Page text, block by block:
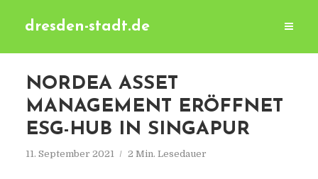
dresden-stadt.de
NORDEA ASSET
MANAGEMENT ERÖFFNET
ESG-HUB IN SINGAPUR
11. September 2021 2 Min. Lesedauer